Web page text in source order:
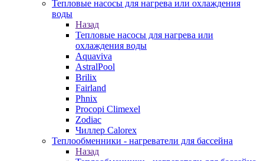
Тепловые насосы для нагрева или охлаждения
воды
Назад
Тепловые насосы для нагрева или
охлаждения воды
Aquaviva
AstralPool
Brilix
Fairland
Phnix
Procopi Climexel
Zodiac
Чиллер Calorex
Теплообменники - нагреватели для бассейна
Назад